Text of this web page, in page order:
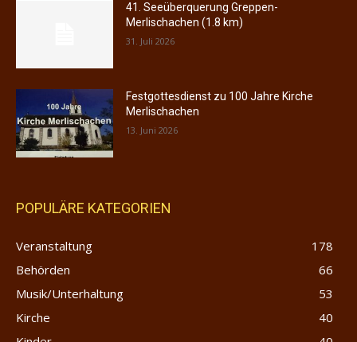
41. Seeüberquerung Greppen-
Merlischachen (1.8 km)
31. Juli 2026
Festgottesdienst zu 100 Jahre Kirche
Merlischachen
13. Juni 2026
POPULÄRE KATEGORIEN
Veranstaltung
178
Behörden
66
Musik/Unterhaltung
53
Kirche
40